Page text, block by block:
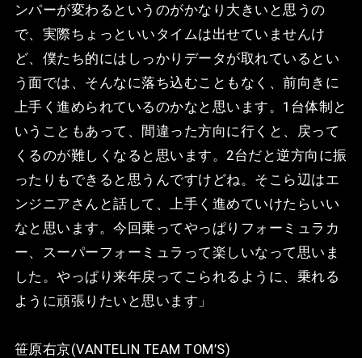
ンパーが変わるというのがかなり大きいと思うの
で、実際ちょっといいタイムは出せていませんけ
ど、僕たち的にはしっかりデータが取れているとい
う面では、そんなに落ち込むこともなく、前向きに
上手く進められているのかなと思います。1台体制と
いうこともあって、間違った方向に行くと、戻って
くるのが難しくなると思います。2台だと逆方向に振
ったりもできると思うんですけどね。そこら辺はエ
ンジニアさんと話して、上手く進めていけたらいい
なと思います。今回乗ってやっぱりフォーミュラカ
ー、スーパーフォーミュラって楽しいなって思いま
した。やっぱり来年戻ってこられるように、乗れる
ように頑張りたいと思います」
笹原右京(VANTELIN TEAM TOM’S)